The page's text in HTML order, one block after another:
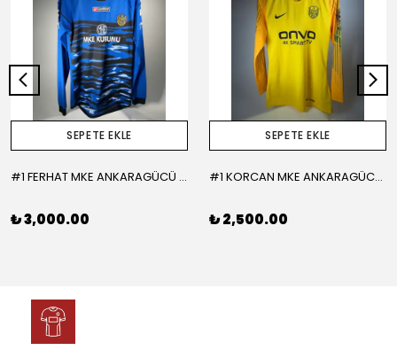
SEPETE EKLE
#1 FERHAT MKE ANKARAGÜCÜ 2015-2016 KALECİ - LARGE
₺ 3,000.00
SEPETE EKLE
#1 KORCAN MKE ANKARAGÜCÜ 2019-2020 KALECİ - MEDIUM
₺ 2,500.00